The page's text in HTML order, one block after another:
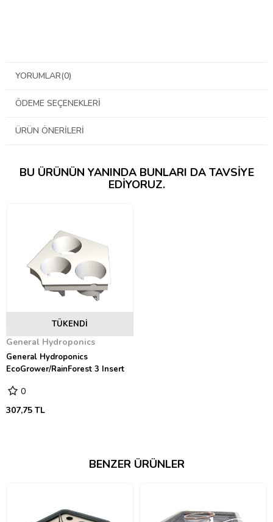
YORUMLAR(0)
ÖDEME SEÇENEKLERI
ÜRÜN ÖNERILERI
BU ÜRÜNÜN YANINDA BUNLARI DA TAVSIYE
EDIYORUZ.
TÜKENDI
General Hydroponics
General Hydroponics
EcoGrower/RainForest 3 Insert
0
307,75 TL
BENZER ÜRÜNLER